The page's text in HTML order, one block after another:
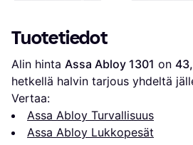
Tuotetiedot
Alin hinta Assa Abloy 1301 on
hetkellä halvin tarjous yhdeltä
Vertaa:
Assa Abloy Turvallisuus
Assa Abloy Lukkopesät